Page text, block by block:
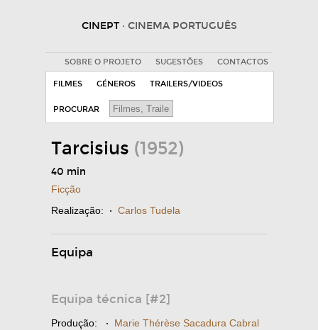
CINEPT · CINEMA PORTUGUÊS
SOBRE O PROJETO SUGESTÕES CONTACTOS
FILMES GÉNEROS TRAILERS/VIDEOS
PROCURAR
Tarcisius (1952)
40 min
Ficção
Realização: · Carlos Tudela
Equipa
Equipa técnica [#2]
Produção: · Marie Thérèse Sacadura Cabral